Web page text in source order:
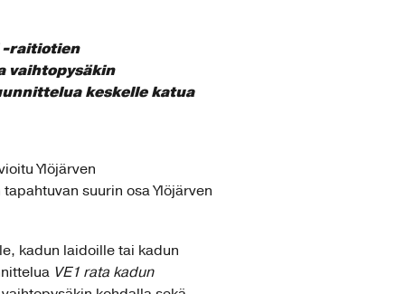
-raitiotien
vaihtopysäkin
keskelle katua
Ylöjärven
suurin osa Ylöjärven
kadun laidoille tai kadun
VE1 rata kadun